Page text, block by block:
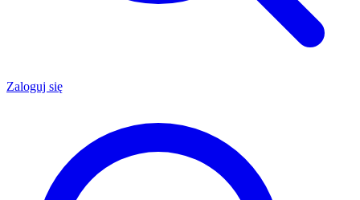
Zaloguj się